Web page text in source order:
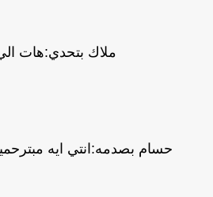
ملاك بتحدي:هات
حسام بصدمه:انتي ايه